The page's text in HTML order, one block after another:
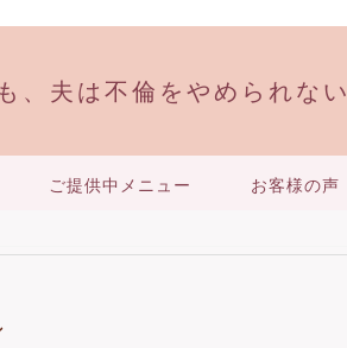
、夫は不倫をやめられない
ご提供中メニュー お客様の声